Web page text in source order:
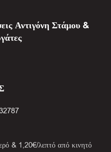
Αντιγόνη Στάμου &
& 1,20€/λεπτό από κινητό